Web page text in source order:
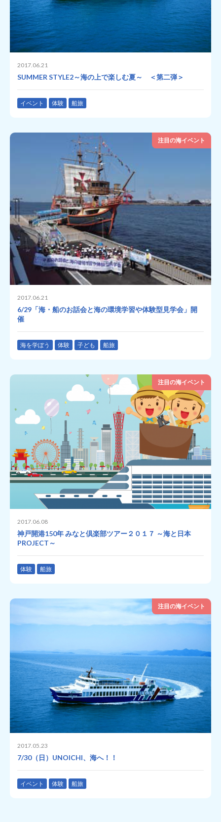
2017.06.21
SUMMER STYLE2～海の上で楽しむ夏～ ＜第二弾＞
イベント 体験 船旅
注目の海イベント
2017.06.21
6/29「海・船のお話会と海の環境学習や体験型見学会」開
催
海を学ぼう 体験 子ども 船旅
注目の海イベント
2017.06.08
神戸開港150年 みなと倶楽部ツアー２０１７ ～海と日本
PROJECT～
体験 船旅
注目の海イベント
2017.05.23
7/30（日）UNOICHI、海へ！！
イベント 体験 船旅